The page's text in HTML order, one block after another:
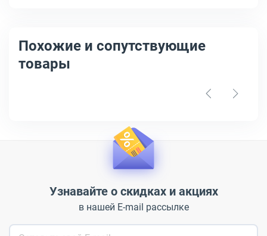
Похожие и сопутствующие
товары
Узнавайте о скидках и акциях
в нашей E-mail рассылке